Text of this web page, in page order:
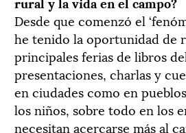
Desde que comenzó el
he tenido la oportunidad de
principales ferias de libros
presentaciones, charlas y
en ciudades como en
los niños, sobre todo en los
necesitan acercarse más al